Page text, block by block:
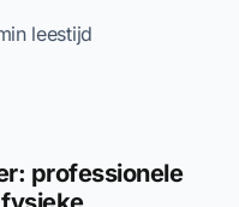
leestijd
professionele